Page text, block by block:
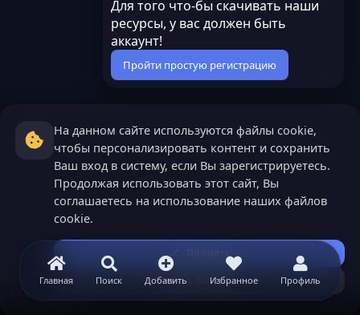
Главная Поиск Добавить Избранное Профиль
Для того что-бы скачивать наши
ресурсы, у вас должен быть
аккаунт!
Пройти простую регистрацию
На данном сайте используются файлы cookie,
чтобы персонализировать контент и сохранить
Ваш вход в систему, если Вы зарегистрируетесь.
Продолжая использовать этот сайт, Вы
соглашаетесь на использование наших файлов
cookie.
Принять
Узнать больше...